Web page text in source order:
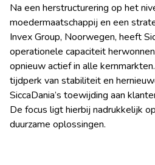
Na een herstructurering op het
moedermaatschappij en een
Invex Group, Noorwegen, heeft
operationele capaciteit
opnieuw actief in alle
tijdperk van stabiliteit en
SiccaDania’s toewijding aan
De focus ligt hierbij nadrukkelijk
duurzame oplossingen.